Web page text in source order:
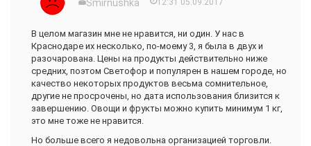
Smirnushka 12:31 05.09.2017
В целом магазин мне не нравится, ни один. У нас в
Краснодаре их несколько, по-моему 3, я была в двух и
разочарована. Цены на продукты действительно ниже
средних, поэтом Светофор и популярен в нашем городе, но
качество некоторых продуктов весьма сомнительное,
другие не просрочены, но дата использования близится к
завершению. Овощи и фрукты можно купить минимум 1 кг,
это мне тоже не нравится.
Но больше всего я недовольна организацией торговли.